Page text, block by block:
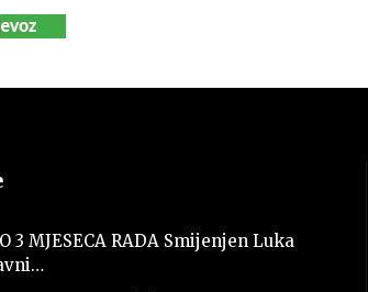
3 MJESECA RADA Smijenjen Luka